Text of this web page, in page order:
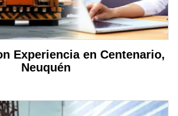
Experiencia en Centenario,
Neuquén